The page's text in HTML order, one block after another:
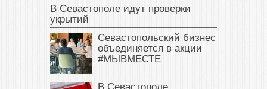
В Севастополе идут проверки
укрытий
Севастопольский бизнес
объединяется в акции
#МЫВМЕСТЕ